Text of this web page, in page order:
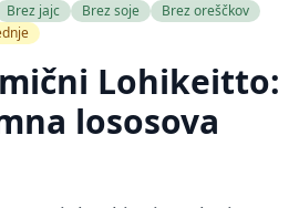
Brez jajc Brez soje
Brez oreščkov
Lohikeitto:
lososova